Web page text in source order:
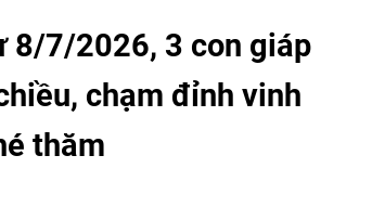
8/7/2026, 3 con giáp
chạm đỉnh vinh
thăm